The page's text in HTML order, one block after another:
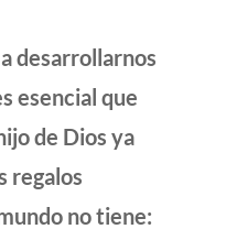
desarrollarnos
esencial que
de Dios ya
regalos
no tiene: